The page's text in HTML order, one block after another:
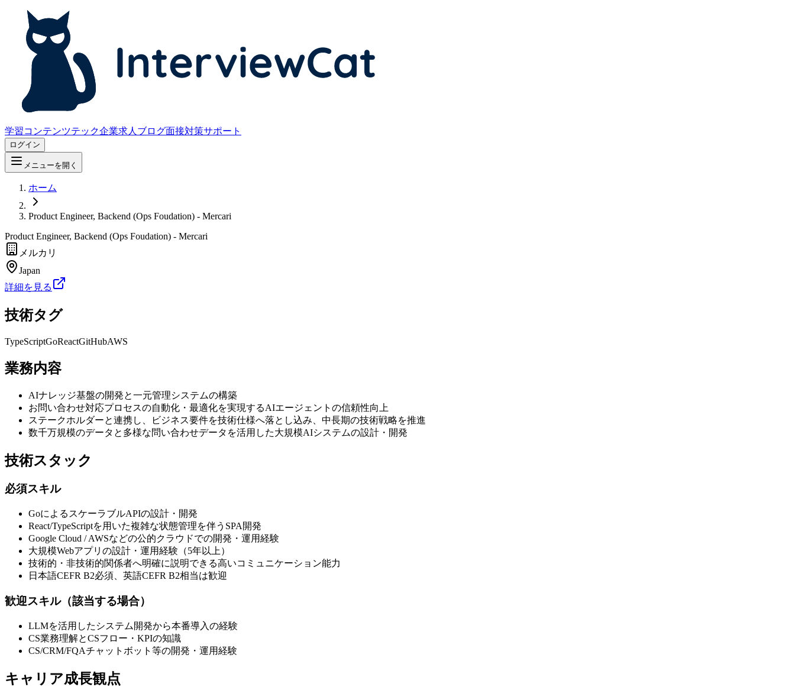
学習コンテンツテック企業求人 ブログ面接対策サポート
ログイン
メニューを開く
ホーム
Product Engineer, Backend (Ops Foudation) - Mercari
Product Engineer, Backend (Ops Foudation) - Mercari
メルカリ
Japan
詳細を見る
技術タグ
TypeScriptGoReactGitHubAWS
業務内容
AIナレッジ基盤の開発と一元管理システムの構築
お問い合わせ対応プロセスの自動化・最適化を実現するAIエージェントの信頼性向上
ステークホルダーと連携し、ビジネス要件を技術仕様へ落とし込み、中長期の技術戦略を推進
数千万規模のデータと多様な問い合わせデータを活用した大規模AIシステムの設計・開発
技術スタック
必須スキル
GoによるスケーラブルAPIの設計・開発
React/TypeScriptを用いた複雑な状態管理を伴うSPA開発
Google Cloud / AWSなどの公的クラウドでの開発・運用経験
大規模Webアプリの設計・運用経験（5年以上）
技術的・非技術的関係者へ明確に説明できる高いコミュニケーション能力
日本語CEFR B2必須、英語CEFR B2相当は歓迎
歓迎スキル（該当する場合）
LLMを活用したシステム開発から本番導入の経験
CS業務理解とCSフロー・KPIの知識
CS/CRM/FQAチャットボット等の開発・運用経験
キャリア成長観点